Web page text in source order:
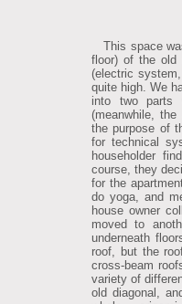
This space
floor) of the old
(electric
quite high. We
into two parts
(meanwhile,
the purpose of
for technical
householder
course, they
for the
do yoga, and
house owner
moved to
underneath
roof, but the
cross-beam
variety of
old diagonal,